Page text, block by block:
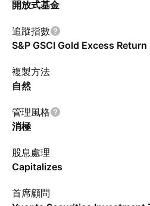
開放式基金
追蹤指數
複製方法
自然
管理風格
消極
股息處理
Capitalizes
首席顧問